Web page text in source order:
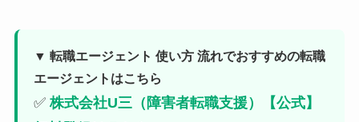
▼ 転職エージェント 使い方 流れでおすすめの転職
エージェントはこちら
✅株式会社U三（障害者転職支援）【公式】